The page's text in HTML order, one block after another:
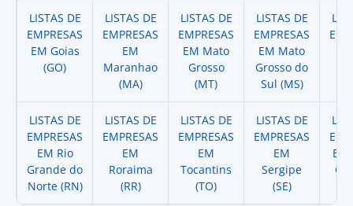
LISTAS DE
EMPRESAS
EM Goias
(GO)
LISTAS DE
EMPRESAS
EM
Maranhao
(MA)
LISTAS DE
EMPRESAS
EM Mato
Grosso
(MT)
LISTAS DE
EMPRESAS
EM Mato
Grosso do
Sul (MS)
LISTAS DE
EMPRESAS
EM Rio
Grande do
Norte (RN)
LISTAS DE
EMPRESAS
EM
Roraima
(RR)
LISTAS DE
EMPRESAS
EM
Tocantins
(TO)
LISTAS DE
EMPRESAS
EM
Sergipe
(SE)
EM